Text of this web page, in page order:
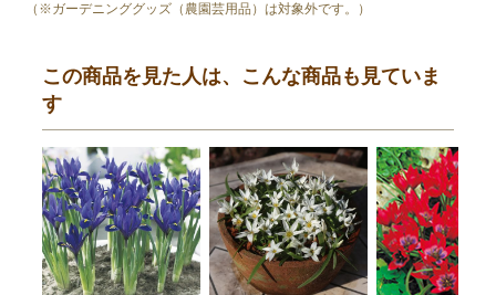
（※ガーデニンググッズ（農園芸用品）は対象外です。）
この商品を見た人は、こんな商品も見ていま
す